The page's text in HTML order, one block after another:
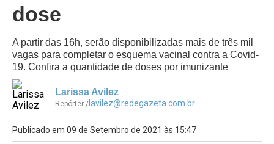
dose
A partir das 16h, serão disponibilizadas mais de três mil
vagas para completar o esquema vacinal contra a Covid-
19. Confira a quantidade de doses por imunizante
Larissa Avilez
Repórter / lavilez@redegazeta.com.br
Publicado em 09 de Setembro de 2021 às 15:47